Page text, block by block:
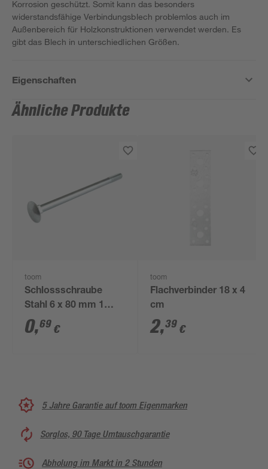
Korrosion geschützt. Somit kann das besonders
widerstandsfähige Verbindungsblech problemlos auch im
Außenbereich für Holzkonstruktionen verwendet werden. Es
gibt das Blech in unterschiedlichen Größen.
Eigenschaften
Ähnliche Produkte
toom
Schlossschraube
Stahl 6 x 80 mm 1
Stück
0,69 €
toom
Flachverbinder 18 x 4
cm
2,39 €
5 Jahre Garantie auf toom Eigenmarken
Sorglos, 90 Tage Umtauschgarantie
Abholung im Markt in 2 Stunden